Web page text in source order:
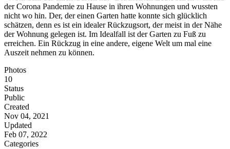
der Corona Pandemie zu Hause in ihren Wohnungen und wussten
nicht wo hin. Der, der einen Garten hatte konnte sich glücklich
schätzen, denn es ist ein idealer Rückzugsort, der meist in der Nähe
der Wohnung gelegen ist. Im Idealfall ist der Garten zu Fuß zu
erreichen. Ein Rückzug in eine andere, eigene Welt um mal eine
Auszeit nehmen zu können.
Photos
10
Status
Public
Created
Nov 04, 2021
Updated
Feb 07, 2022
Categories